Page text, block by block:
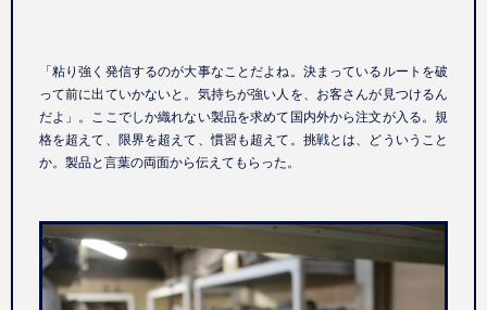
「粘り強く発信するのが大事なことだよね。決まっているルートを破
って前に出ていかないと。気持ちが強い人を、お客さんが見つけるん
だよ」。ここでしか織れない製品を求めて国内外から注文が入る。規
格を超えて、限界を超えて、慣習も超えて。挑戦とは、どういうこと
か。製品と言葉の両面から伝えてもらった。